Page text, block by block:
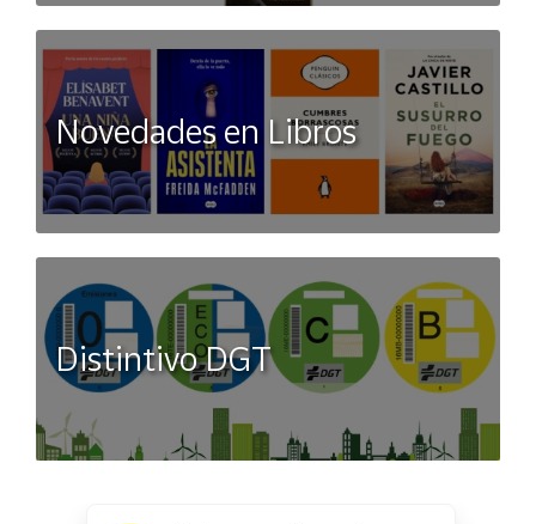
Novedades en Libros
Distintivo DGT